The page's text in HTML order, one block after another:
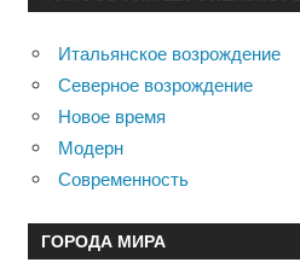
Итальянское возрождение
Северное возрождение
Новое время
Модерн
Современность
ГОРОДА МИРА